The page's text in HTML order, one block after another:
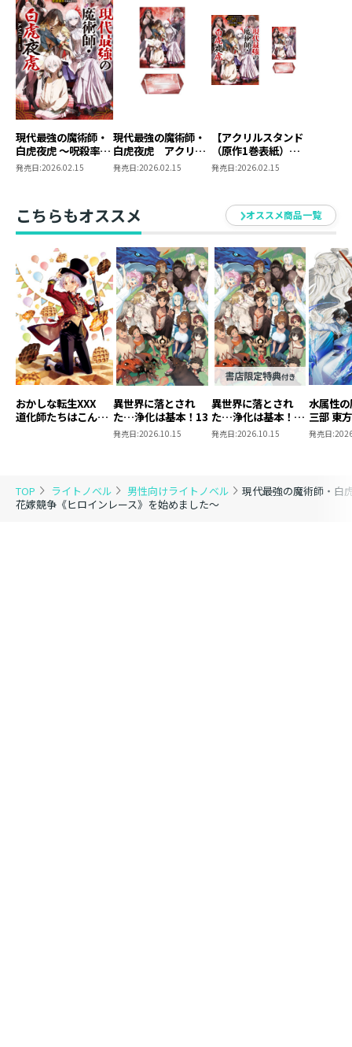
TOP ライトノベル 男性向けライトノベル
現代最強の魔術師・白
花嫁競争《ヒロインレース》を始めました～
・toi8
このコメントを書いている今現在、花粉症のシーズン真
っ只中です。今年使い始めたナゾネックスという点鼻薬
が効きに効き、ほぼ花粉症の症状が出なくなりました。
ありがとうナゾネックス。
現代最強の魔術師・
白虎夜虎 ～呪殺率が
高すぎる世界で、転
づけば五大貴族の令
嬢達が花嫁競争《ヒ
ロインレース》を始
めました～
発売日:2026.02.15
現代最強の魔術師・
白虎夜虎 アクリル
スタンド（原作1巻
発売日:2026.02.15
【アクリルスタンド
（原作1巻表紙）付
き】現代最強の魔術
発売日:2026.02.15
こちらもオススメ オススメ商品一覧
おかしな転生XXX
道化師たちはこんが
異世界に落とされ
た…浄化は基本！13
発売日:2026.10.15
異世界に落とされ
た…浄化は基本！
13【ピッコマ限定
発売日:2026.10.15
水属性
三部 東
発売日: